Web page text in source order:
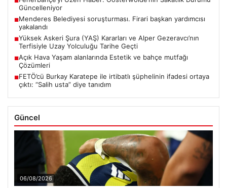
Güncelleniyor
■Menderes Belediyesi soruşturması. Firari başkan yardımcısı
yakalandı
■Yüksek Askeri Şura (YAŞ) Kararları ve Alper Gezeravcı’nın
Terfisiyle Uzay Yolculuğu Tarihe Geçti
■Açık Hava Yaşam alanlarında Estetik ve bahçe mutfağı
Çözümleri
■FETÖ’cü Burkay Karatepe ile irtibatlı şüphelinin ifadesi ortaya
çıktı: “Salih usta” diye tanıdım
Güncel
06/08/2026